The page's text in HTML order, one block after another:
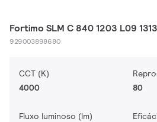
Fortimo SLM C 840 1203 L09
929003898680
CCT (K)
4000
80
Fluxo luminoso (lm)